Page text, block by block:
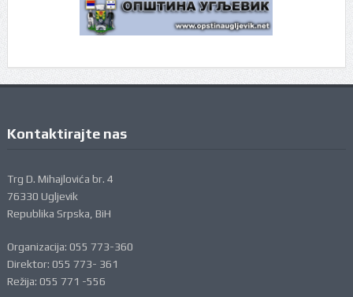
Kontaktirajte nas
Trg D. Mihajlovića br. 4
76330 Ugljevik
Republika Srpska, BiH
Organizacija: 055 773-360
Direktor: 055 773- 361
Režija: 055 771 -556